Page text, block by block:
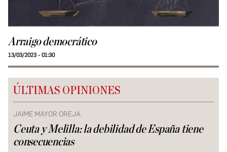
Arraigo democrático
13/03/2023 - 01:30
ÚLTIMAS OPINIONES
JAIME MAYOR OREJA
Ceuta y Melilla: la debilidad de España tiene
consecuencias